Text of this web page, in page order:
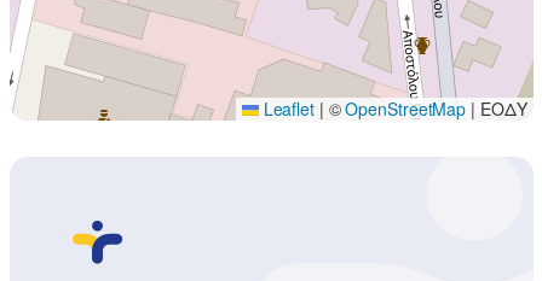
Leaflet | ©OpenStreetMap | ΕΟΔΥ